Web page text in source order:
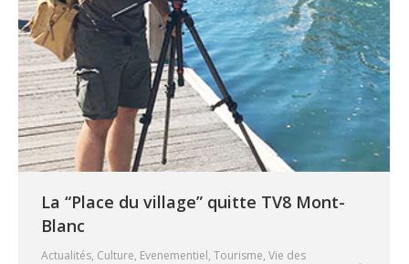
La “Place du village” quitte TV8 Mont-
Blanc
Actualités, Culture, Evenementiel, Tourisme, Vie des